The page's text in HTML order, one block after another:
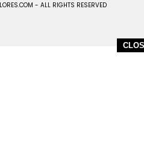
- ALL RIGHTS RESERVED